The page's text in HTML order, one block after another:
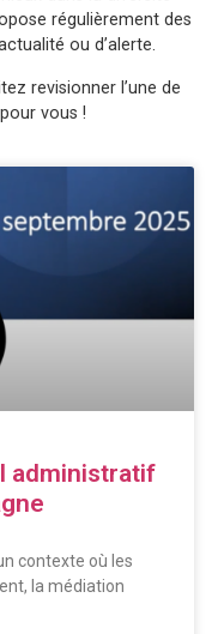
régulièrement des
ou d’alerte.
revisionner l’une de
vous !
administratif
contexte où les
la médiation